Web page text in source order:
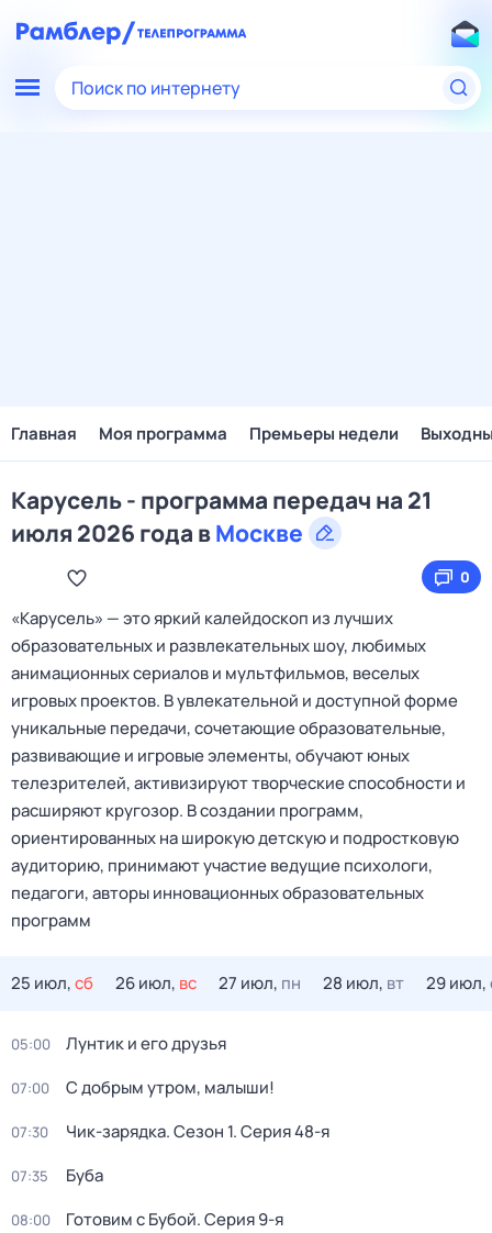
Поиск по интернету
Главная Моя программа Премьеры недели
Карусель - программа передач на 21
июля 2026 года вМоскве
0
«Карусель» — это яркий калейдоскоп из лучших
образовательных и развлекательных шоу, любимых
анимационных сериалов и мультфильмов, веселых
игровых проектов. В увлекательной и доступной форме
уникальные передачи, сочетающие образовательные,
развивающие и игровые элементы, обучают юных
телезрителей, активизируют творческие способности и
расширяют кругозор. В создании программ,
ориентированных на широкую детскую и подростковую
аудиторию, принимают участие ведущие психологи,
педагоги, авторы инновационных образовательных
программ
25 июл,сб 26 июл, вс 27 июл, пн 28 июл, вт 29 июл,
05:00 Лунтик и его друзья
07:00 С добрым утром, малыши!
07:30 Чик-зарядка. Сезон 1. Серия 48-я
07:35 Буба
08:00 Готовим с Бубой. Серия 9-я